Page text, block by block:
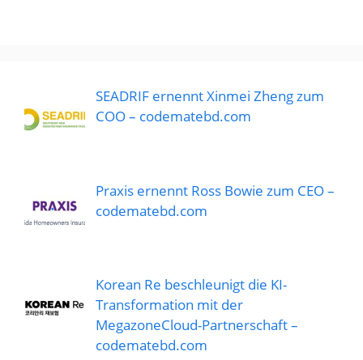
SEADRIF ernennt Xinmei Zheng zum
COO – codematebd.com
Praxis ernennt Ross Bowie zum CEO –
codematebd.com
Korean Re beschleunigt die KI-
Transformation mit der
MegazoneCloud-Partnerschaft –
codematebd.com